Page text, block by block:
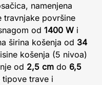
namenjena
travnjake površine
od 1400 W i
širina košenja od 34
košenja (5 nivoa)
od 2,5 cm do 6,5
trave i